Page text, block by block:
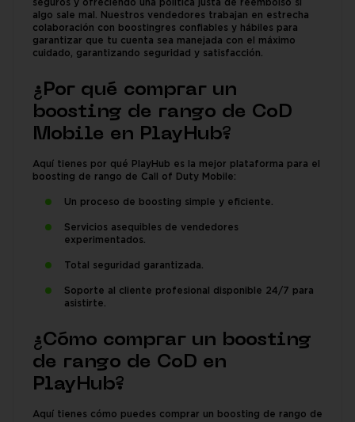
seguros y ofreciendo una política justa de reembolso si
algo sale mal. Nuestros vendedores trabajan en estrecha
colaboración con boostingres confiables y hábiles para
garantizar que tu cuenta sea manejada con el máximo
cuidado, garantizando seguridad y satisfacción.
¿Por qué comprar un
boosting de rango de CoD
Mobile en PlayHub?
Aquí tienes por qué PlayHub es la mejor plataforma para el
boosting de rango de Call of Duty Mobile:
Un proceso de boosting simple y eficiente.
Servicios asequibles de vendedores
experimentados.
Total seguridad garantizada.
Soporte al cliente profesional disponible 24/7 para
asistirte.
¿Cómo comprar un boosting
de rango de CoD en
PlayHub?
Aquí tienes cómo puedes comprar un boosting de rango de